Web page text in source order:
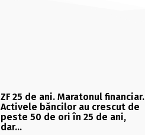
ZF 25 de ani. Maratonul financiar.
Activele băncilor au crescut de
peste 50 de ori în 25 de ani,
dar…